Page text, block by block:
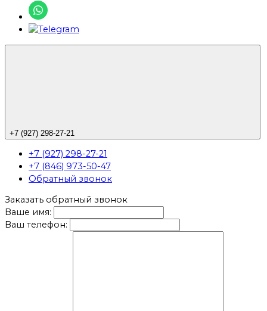
+7 (927) 298-27-21
+7 (927) 298-27-21
+7 (846) 973-50-47
Обратный звонок
Заказать обратный звонок
Ваше имя:
Ваш телефон: